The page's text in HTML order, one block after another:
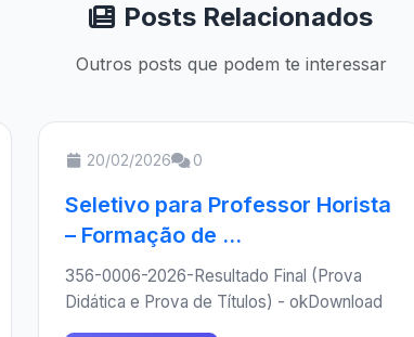
Posts Relacionados
Outros posts que podem te interessar
20/02/2026 0
Seletivo para Professor Horista
– Formação de ...
356-0006-2026-Resultado Final (Prova
Didática e Prova de Títulos) - okDownload